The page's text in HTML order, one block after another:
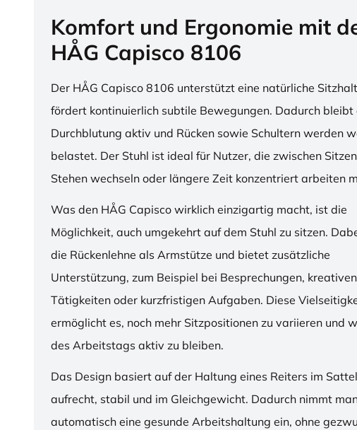
Komfort und Ergonomie mit
HÅG Capisco 8106
Der HÅG Capisco 8106 unterstützt eine natürliche
fördert kontinuierlich subtile Bewegungen. Dadurch bleibt
Durchblutung aktiv und Rücken sowie Schultern werden
belastet. Der Stuhl ist ideal für Nutzer, die zwischen
Stehen wechseln oder längere Zeit konzentriert arbeiten
Was den HÅG Capisco wirklich einzigartig macht, ist die
Möglichkeit, auch umgekehrt auf dem Stuhl zu sitzen.
die Rückenlehne als Armstütze und bietet zusätzliche
Unterstützung, zum Beispiel bei Besprechungen, kreativen
Tätigkeiten oder kurzfristigen Aufgaben. Diese
ermöglicht es, noch mehr Sitzpositionen zu variieren und
des Arbeitstags aktiv zu bleiben.
Das Design basiert auf der Haltung eines Reiters im
aufrecht, stabil und im Gleichgewicht. Dadurch nimmt
automatisch eine gesunde Arbeitshaltung ein, ohne